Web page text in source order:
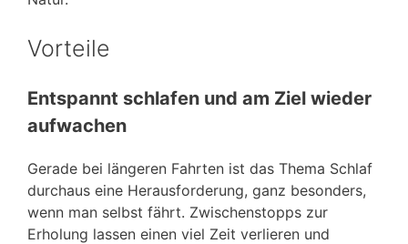
Vorteile
Entspannt schlafen und am Ziel wieder
aufwachen
Gerade bei längeren Fahrten ist das Thema Schlaf
durchaus eine Herausforderung, ganz besonders,
wenn man selbst fährt. Zwischenstopps zur
Erholung lassen einen viel Zeit verlieren und